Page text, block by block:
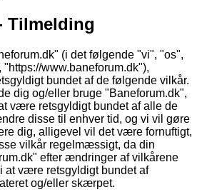
Tilmelding
(i det følgende "vi", "os",
www.baneforum.dk"),
bundet af de følgende vilkår.
dig og/eller bruge "Baneforum.dk",
være retsgyldigt bundet af alle de
disse til enhver tid, og vi vil gøre
dig, alligevel vil det være fornuftigt,
vilkår regelmæssigt, da din
efter ændringer af vilkårene
at være retsgyldigt bundet af
og/eller skærpet.